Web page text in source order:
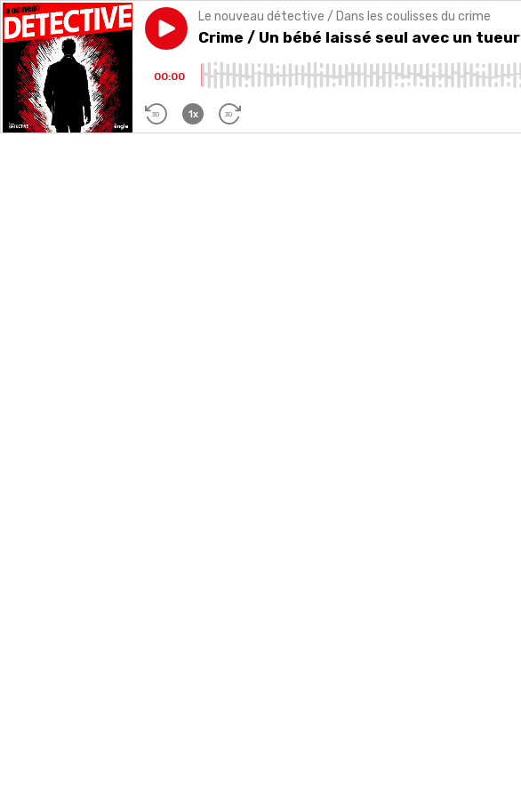
Play episodeCrime / Un bébé laissé seul avec un tueur
Le nouveau détective / Dans les coulisses du crime
Crime / Un bébé laissé seul avec un tueur
00:00
30 1x 30